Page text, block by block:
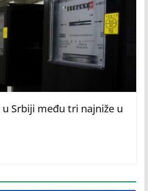
Srbiji među tri najniže u